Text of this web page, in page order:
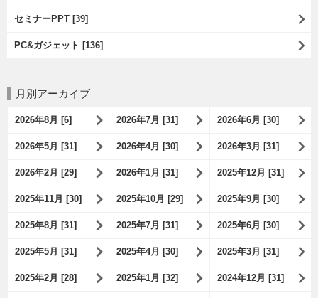
セミナーPPT [39]
PC&ガジェット [136]
月別アーカイブ
2026年8月 [6] 2026年7月 [31] 2026年6月 [30]
2026年5月 [31] 2026年4月 [30] 2026年3月 [31]
2026年2月 [29] 2026年1月 [31] 2025年12月 [31]
2025年11月 [30] 2025年10月 [29] 2025年9月 [30]
2025年8月 [31] 2025年7月 [31] 2025年6月 [30]
2025年5月 [31] 2025年4月 [30] 2025年3月 [31]
2025年2月 [28] 2025年1月 [32] 2024年12月 [31]